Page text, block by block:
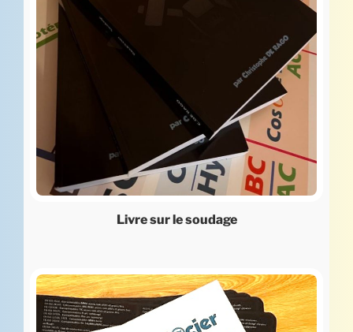
Livre sur le soudage